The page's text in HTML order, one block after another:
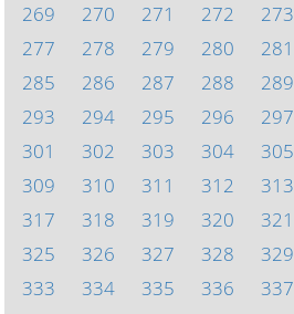
269
270 271 272 273
277
278 279 280 281
285
286 287 288 289
293
294 295 296 297
301
302 303 304 305
309
310 311 312 313
317
318 319 320 321
325
326 327 328 329
333
334 335 336 337